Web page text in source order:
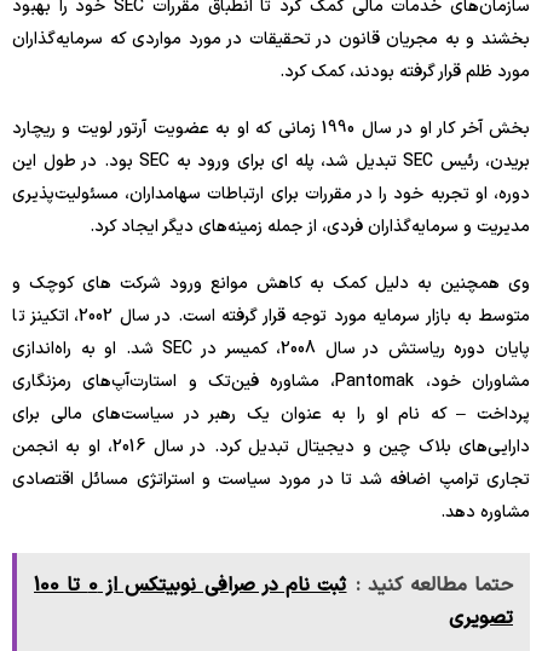
سازمان‌های خدمات مالی کمک کرد تا انطباق مقررات SEC خود را بهبود
بخشند و به مجریان قانون در تحقیقات در مورد مواردی که سرمایه‌گذاران
مورد ظلم قرار گرفته بودند، کمک کرد.
بخش آخر کار او در سال 1990 زمانی که او به عضویت آرتور لویت و ریچارد
بریدن، رئیس SEC تبدیل شد، پله ای برای ورود به SEC بود. در طول این
دوره، او تجربه خود را در مقررات برای ارتباطات سهامداران، مسئولیت‌پذیری
مدیریت و سرمایه‌گذاران فردی، از جمله زمینه‌های دیگر ایجاد کرد.
وی همچنین به دلیل کمک به کاهش موانع ورود شرکت های کوچک و
متوسط ​​به بازار سرمایه مورد توجه قرار گرفته است. در سال 2002، اتکینز تا
پایان دوره ریاستش در سال 2008، کمیسر در SEC شد. او به راه‌اندازی
مشاوران خود، Pantomak، مشاوره فین‌تک و استارت‌آپ‌های رمزنگاری
پرداخت – که نام او را به عنوان یک رهبر در سیاست‌های مالی برای
دارایی‌های بلاک چین و دیجیتال تبدیل کرد. در سال 2016، او به انجمن
تجاری ترامپ اضافه شد تا در مورد سیاست و استراتژی مسائل اقتصادی
مشاوره دهد.
حتما مطالعه کنید :
ثبت نام در صرافی نوبیتکس از 0 تا 100
تصویری